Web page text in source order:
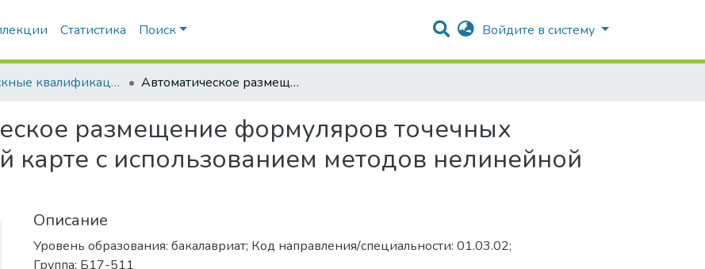
Статистика Поиск Войдите в систему
Выпускные квалификационные работы Автоматическое размещение формуляров точечных объектов на цифровой карте с использованием методов нелинейной оптимизации
размещение формуляров точечных
карте с использованием методов нелинейной
Описание
Уровень образования: бакалавриат; Код направления/специальности: 01.03.02;
Группа: Б17-511